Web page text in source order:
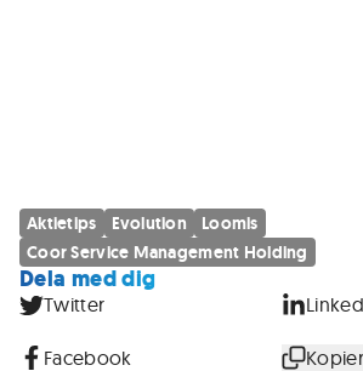
Aktietips Evolution
Loomis
Coor Service Management Holding
Dela med dig
Twitter
Facebook